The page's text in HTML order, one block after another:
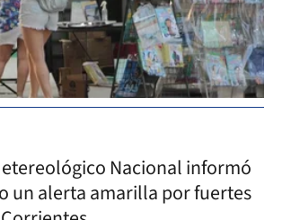
Nacional informó
un alerta amarilla por fuertes